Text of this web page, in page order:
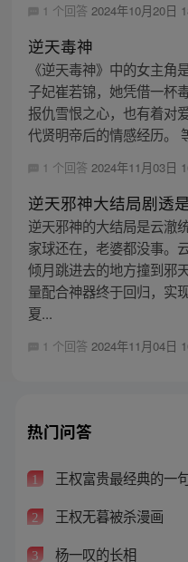
1 个回答 2024年10月20日
逆天毒神
《逆天毒神》中的女主角
子妃崔若锦，她凭借一杯
报仇雪恨之心，也有着对
代贤明帝后的情感经历。
1 个回答 2024年11月03日
逆天邪神大结局剧透
逆天邪神的大结局是云澈
家球还在，老婆都没事。
倾月跳进去的地方撞到邪
量配合神器终于回归，实
夏...
1 个回答 2024年11月04日
热门问答
1 王权富贵最经典的一
2 王权无暮被杀漫画
3 杨一叹的长相